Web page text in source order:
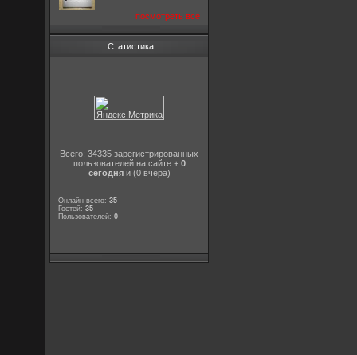
посмотреть все
Статистика
Всего: 34335 зарегистрированных
пользователей на сайте + 0
сегодняи (0 вчера)
Онлайн всего:35
Гостей:35
Пользователей:0